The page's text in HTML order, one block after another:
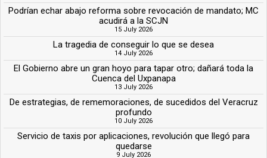
Podrían echar abajo reforma sobre revocación de mandato; MC
acudirá a la SCJN
15 July 2026
La tragedia de conseguir lo que se desea
14 July 2026
El Gobierno abre un gran hoyo para tapar otro; dañará toda la
Cuenca del Uxpanapa
13 July 2026
De estrategias, de rememoraciones, de sucedidos del Veracruz
profundo
10 July 2026
Servicio de taxis por aplicaciones, revolución que llegó para
quedarse
9 July 2026